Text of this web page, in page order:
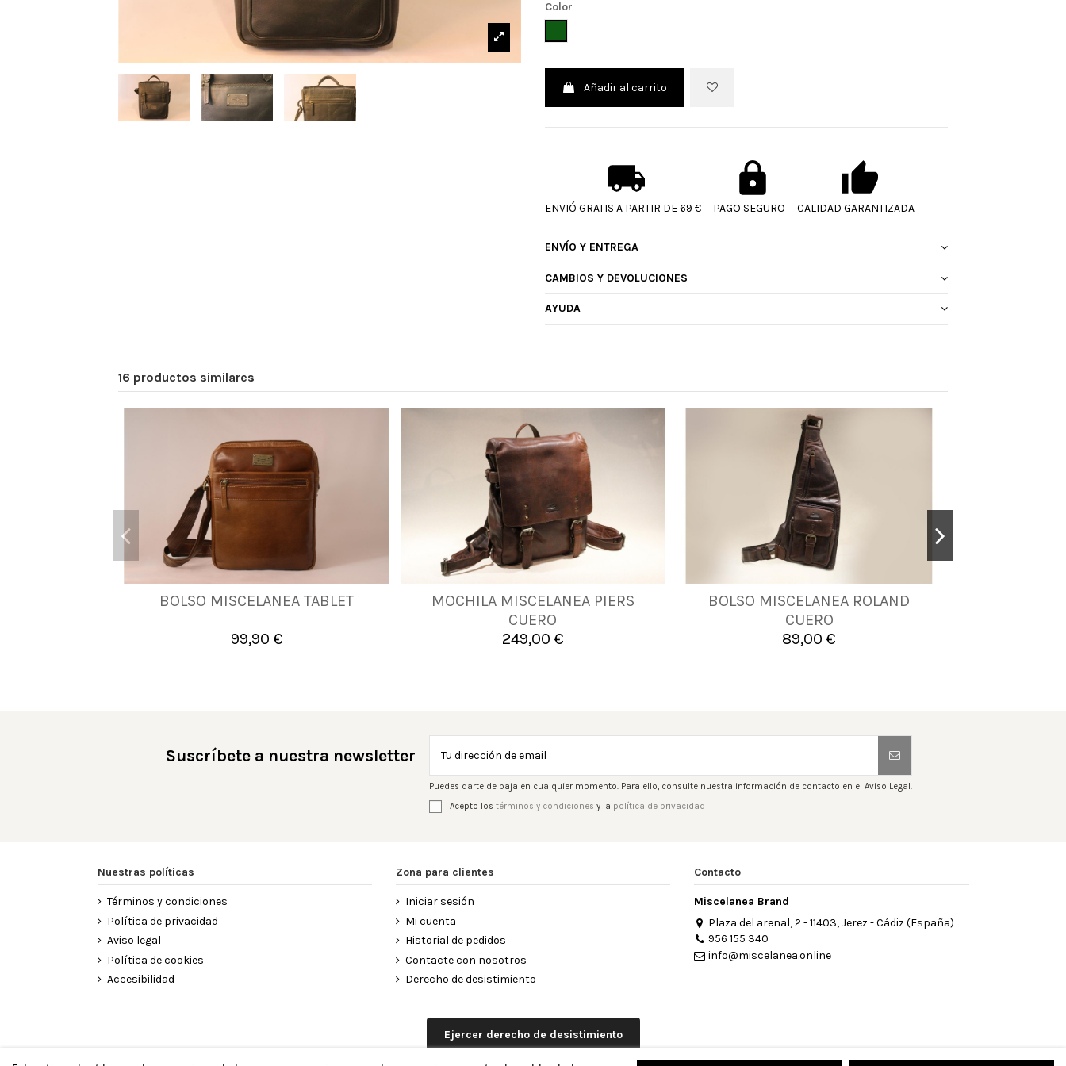
Color
Añadir al carrito
ENVIÓ GRATIS A PARTIR DE 69 € PAGO SEGURO CALIDAD GARANTIZADA
ENVÍO Y ENTREGA
CAMBIOS Y DEVOLUCIONES
AYUDA
16 productos similares
BOLSO MISCELANEA TABLET
99,90 €
UNICA
Añadir al carrito
MOCHILA MISCELANEA PIERS
CUERO
249,00 €
UNICA
Añadir al carrito
BOLSO MISCELANEA ROLAND
CUERO
89,00 €
UNICA
Añadir al carrito
Suscríbete a nuestra newsletter
Puedes darte de baja en cualquier momento. Para ello, consulte nuestra información de contacto en el Aviso Legal.
Acepto los términos y condiciones y la política de privacidad
Nuestras políticas
Términos y condiciones
Política de privacidad
Aviso legal
Política de cookies
Accesibilidad
Zona para clientes
Iniciar sesión
Mi cuenta
Historial de pedidos
Contacte con nosotros
Derecho de desistimiento
Contacto
Miscelanea Brand
Plaza del arenal, 2 - 11403, Jerez - Cádiz (España)
956 155 340
info@miscelanea.online
Ejercer derecho de desistimiento